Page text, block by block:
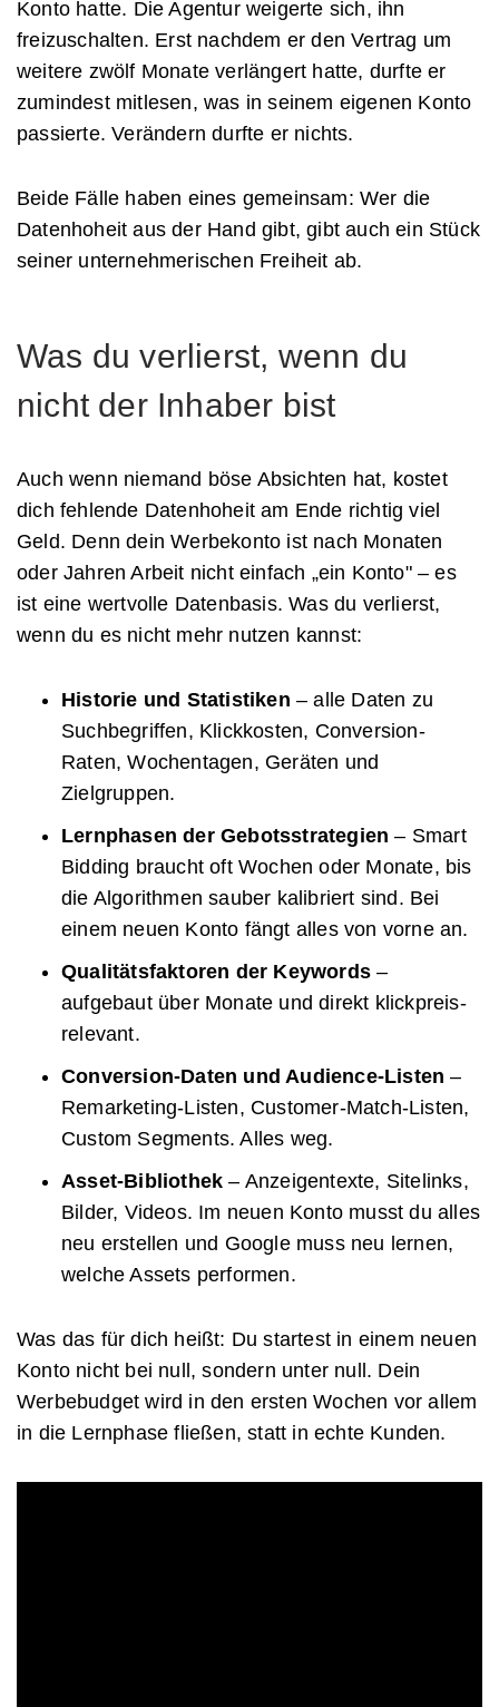
Konto hatte. Die Agentur weigerte sich, ihn
freizuschalten. Erst nachdem er den Vertrag um
weitere zwölf Monate verlängert hatte, durfte er
zumindest mitlesen, was in seinem eigenen Konto
passierte. Verändern durfte er nichts.
Beide Fälle haben eines gemeinsam: Wer die
Datenhoheit aus der Hand gibt, gibt auch ein Stück
seiner unternehmerischen Freiheit ab.
Was du verlierst, wenn du
nicht der Inhaber bist
Auch wenn niemand böse Absichten hat, kostet
dich fehlende Datenhoheit am Ende richtig viel
Geld. Denn dein Werbekonto ist nach Monaten
oder Jahren Arbeit nicht einfach „ein Konto" – es
ist eine wertvolle Datenbasis. Was du verlierst,
wenn du es nicht mehr nutzen kannst:
Historie und Statistiken – alle Daten zu
Suchbegriffen, Klickkosten, Conversion-
Raten, Wochentagen, Geräten und
Zielgruppen.
Lernphasen der Gebotsstrategien – Smart
Bidding braucht oft Wochen oder Monate, bis
die Algorithmen sauber kalibriert sind. Bei
einem neuen Konto fängt alles von vorne an.
Qualitätsfaktoren der Keywords –
aufgebaut über Monate und direkt klickpreis-
relevant.
Conversion-Daten und Audience-Listen –
Remarketing-Listen, Customer-Match-Listen,
Custom Segments. Alles weg.
Asset-Bibliothek – Anzeigentexte, Sitelinks,
Bilder, Videos. Im neuen Konto musst du alles
neu erstellen und Google muss neu lernen,
welche Assets performen.
Was das für dich heißt: Du startest in einem neuen
Konto nicht bei null, sondern unter null. Dein
Werbebudget wird in den ersten Wochen vor allem
in die Lernphase fließen, statt in echte Kunden.